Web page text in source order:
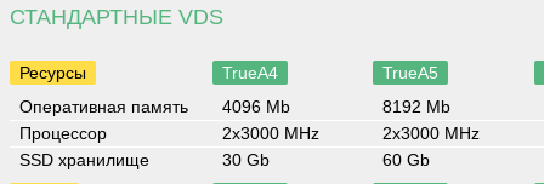
СТАНДАРТНЫЕ VDS
Ресурсы TrueA4
TrueA5
Оперативная память
4096 Mb
8192 Mb
Процессор
2x3000 MHz
2x3000 MHz
SSD хранилище
30 Gb
60 Gb